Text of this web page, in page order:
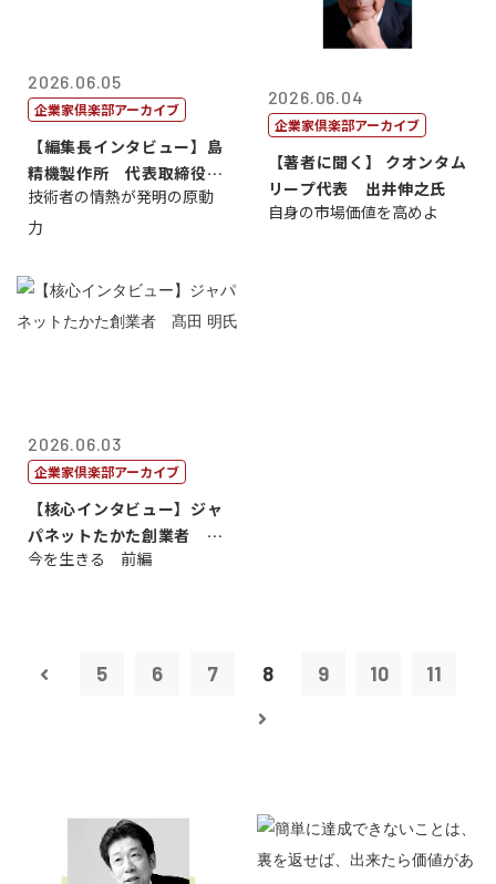
2026.06.05
企業家倶楽部アーカイブ
【編集長インタビュー】島
精機製作所 代表取締役
社 長 島 正...
技術者の情熱が発明の原動
力
2026.06.04
企業家倶楽部アーカイブ
【著者に聞く】 クオンタム
リープ代表 出井伸之氏
自身の市場価値を高めよ
2026.06.03
企業家倶楽部アーカイブ
【核心インタビュー】ジャ
パネットたかた創業者 髙
田 明氏
今を生きる 前編
5 6 7 8 9 10 11